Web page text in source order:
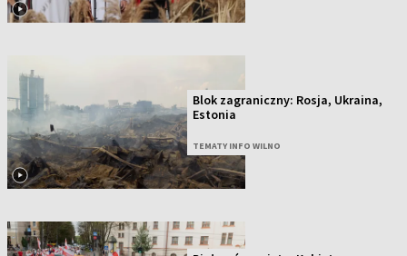
Blok zagraniczny: Rosja, Ukraina,
Estonia
TEMATY INFO WILNO